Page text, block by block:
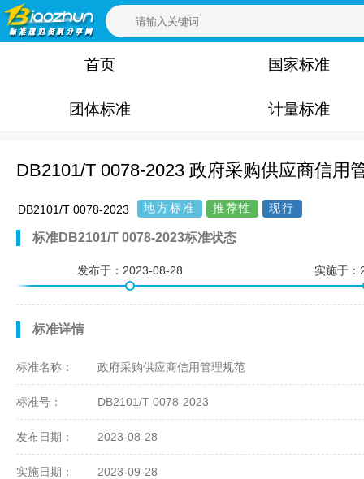
首页 国家标准
团体标准 计量标准
DB2101/T 0078-2023 政府采购供应商信用
DB2101/T 0078-2023 地方标准 推荐性 现行
标准DB2101/T 0078-2023标准状态
发布于： 2023-08-28 实施于：
标准详情
标准名称： 政府采购供应商信用管理规范
标准号： DB2101/T 0078-2023
发布日期： 2023-08-28
实施日期： 2023-09-28